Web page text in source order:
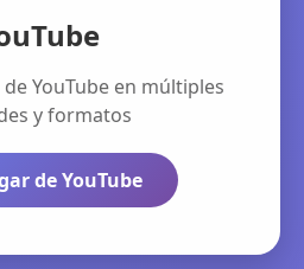
YouTube en múltiples
y formatos
de YouTube